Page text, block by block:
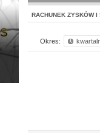
RACHUNEK ZYSKÓW I
Okres: